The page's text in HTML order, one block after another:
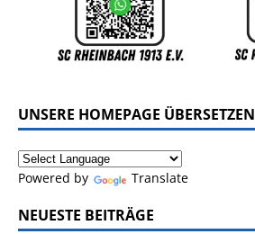
UNSERE HOMEPAGE ÜBERSETZEN
Powered by Translate
NEUESTE BEITRÄGE